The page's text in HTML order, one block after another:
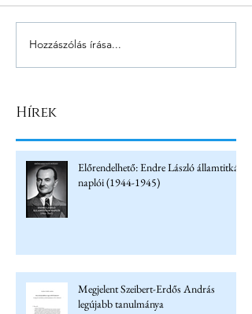
Hozzászólás írása...
Hírek
Előrendelhető: Endre László államtitkár
naplói (1944-1945)
Megjelent Szeibert-Erdős András
legújabb tanulmánya